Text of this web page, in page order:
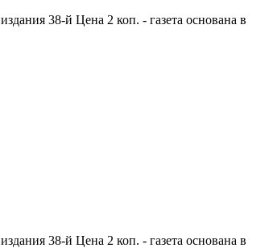
38-й Цена 2 коп. - газета основана в
38-й Цена 2 коп. - газета основана в